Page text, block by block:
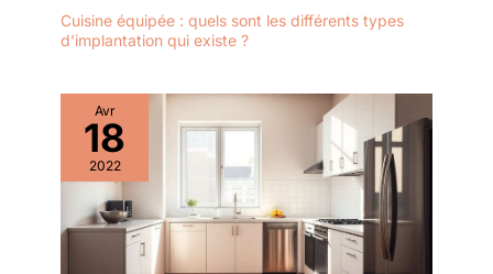
Cuisine équipée : quels sont les différents types
d’implantation qui existe ?
Avr
18
2022